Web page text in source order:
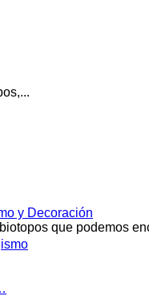
y Decoración
que podemos